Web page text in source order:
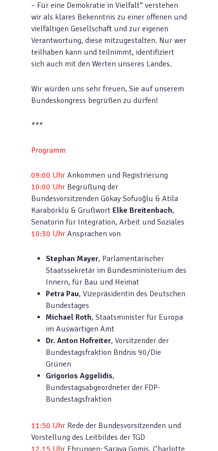
– Für eine Demokratie in Vielfalt“ verstehen
wir als klares Bekenntnis zu einer offenen und
vielfältigen Gesellschaft und zur eigenen
Verantwortung, diese mitzugestalten. Nur wer
teilhaben kann und teilnimmt, identifiziert
sich auch mit den Werten unseres Landes.
Wir würden uns sehr freuen, Sie auf unserem
Bundeskongress begrüßen zu dürfen!
***
Programm
09:00 Uhr Ankommen und Registrierung
10:00 Uhr Begrüßung der
Bundesvorsitzenden Gökay Sofuoğlu & Atila
Karabörklü & Grußwort Elke Breitenbach,
Senatorin für Integration, Arbeit und Soziales
10:30 Uhr Ansprachen von
Stephan Mayer, Parlamentarischer
Staatssekretär im Bundesministerium des
Innern, für Bau und Heimat
Petra Pau, Vizepräsidentin des Deutschen
Bundestages
Michael Roth, Staatsminister für Europa
im Auswärtigen Amt
Dr. Anton Hofreiter, Vorsitzender der
Bundestagsfraktion Bndnis 90/Die
Grünen
Grigorios Aggelidis,
Bundestagsabgeordneter der FDP-
Bundestagsfraktion
11:50 Uhr Rede der Bundesvorsitzenden und
Vorstellung des Leitbildes der TGD
12.15 Uhr Ehrungen: Saraya Gomis, Charlotte